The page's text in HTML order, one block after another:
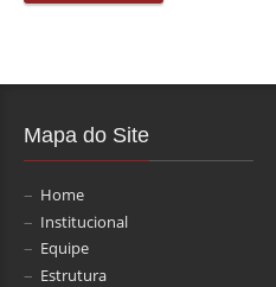
Mapa do Site
Home
Institucional
Equipe
Estrutura